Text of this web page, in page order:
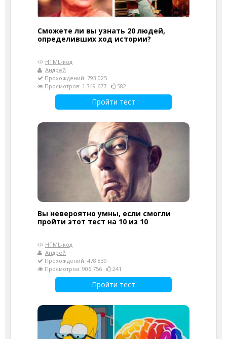
Сможете ли вы узнать 20 людей,
определивших ход истории?
HTML-код
Андрей
Прохождений: 793 025
Просмотров: 1 349 677
582
Пройти тест
Вы невероятно умны, если смогли
пройти этот тест на 10 из 10
HTML-код
Андрей
Прохождений: 478 839
Просмотров: 906 756
241
Пройти тест